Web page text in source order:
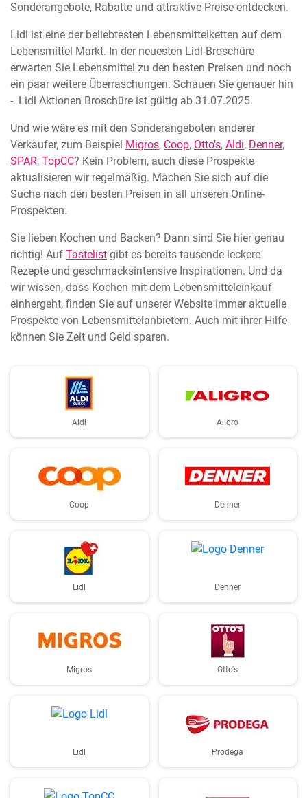
Sonderangebote, Rabatte und attraktive Preise entdecken.
Lidl ist eine der beliebtesten Lebensmittelketten auf dem
Lebensmittel Markt. In der neuesten Lidl-Broschüre
erwarten Sie Lebensmittel zu den besten Preisen und noch
ein paar weitere Überraschungen. Schauen Sie genauer hin
-. Lidl Aktionen Broschüre ist gültig ab 31.07.2025.
Und wie wäre es mit den Sonderangeboten anderer
Verkäufer, zum Beispiel Migros, Coop, Otto's, Aldi, Denner,
SPAR, TopCC? Kein Problem, auch diese Prospekte
aktualisieren wir regelmäßig. Machen Sie sich auf die
Suche nach den besten Preisen in all unseren Online-
Prospekten.
Sie lieben Kochen und Backen? Dann sind Sie hier genau
richtig! Auf Tastelist gibt es bereits tausende leckere
Rezepte und geschmacksintensive Inspirationen. Und da
wir wissen, dass Kochen mit dem Lebensmitteleinkauf
einhergeht, finden Sie auf unserer Website immer aktuelle
Prospekte von Lebensmittelanbietern. Auch mit ihrer Hilfe
können Sie Zeit und Geld sparen.
Aldi Aligro
Coop Denner
Lidl Denner
Migros Otto's
Lidl Prodega